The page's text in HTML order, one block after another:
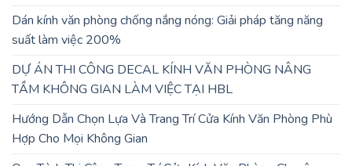
Dán kính văn phòng chống nắng nóng: Giải pháp tăng năng
suất làm việc 200%
DỰ ÁN THI CÔNG DECAL KÍNH VĂN PHÒNG NÂNG
TẦM KHÔNG GIAN LÀM VIỆC TẠI HBL
Hướng Dẫn Chọn Lựa Và Trang Trí Cửa Kính Văn Phòng Phù
Hợp Cho Mọi Không Gian